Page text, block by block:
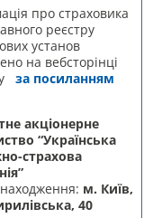
про страховика
реєстру
установ
на вебсторінці
за посиланням
акціонерне
“Українська
страхова
м. Київ,
40